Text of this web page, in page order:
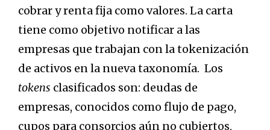
cobrar y renta fija como valores. La carta
tiene como objetivo notificar a las
empresas que trabajan con la tokenización
de activos en la nueva taxonomía. Los
tokens clasificados son: deudas de
empresas, conocidos como flujo de pago,
cupos para consorcios aún no cubiertos,